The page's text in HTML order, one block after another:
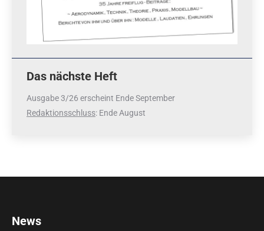
Das nächste Heft
Ausgabe 3/26 erscheint Ende September
Redaktionsschluss: Ende August
News